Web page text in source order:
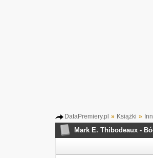
DataPremiery.pl » Książki »
Mark E. Thibodeaux -